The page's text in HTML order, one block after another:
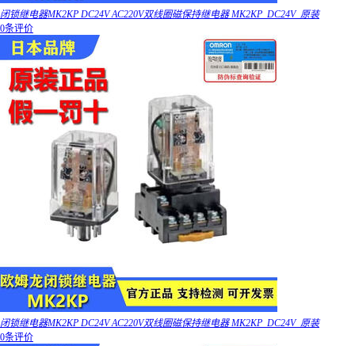
闭锁继电器MK2KP DC24V AC220V双线圈磁保持继电器 MK2KP_DC24V_原装
0条评价
闭锁继电器MK2KP DC24V AC220V双线圈磁保持继电器 MK2KP_DC24V_原装
0条评价